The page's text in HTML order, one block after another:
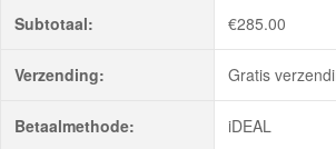
Subtotaal: €285.00
Verzending: Gratis
Betaalmethode: iDEAL